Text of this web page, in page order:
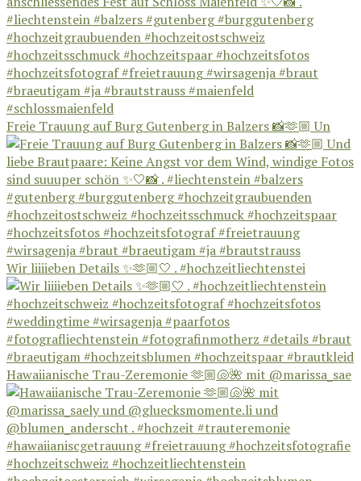
Freie Trauung auf Burg Gutenberg in Balzers 📸🫶🏼 Un
Wir liiiieben Details ✨🫶🏼🤍 . #hochzeitliechtenstei
Hawaiianische Trau-Zeremonie 🫶🏼🐚🌺 mit @marissa_sae